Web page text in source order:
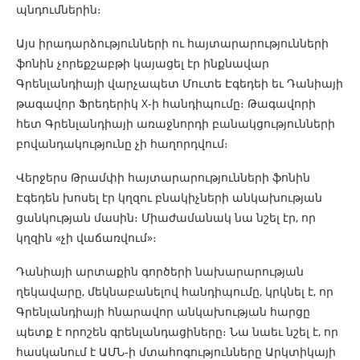
պնդումներին։
Այս իրադարձությունների ու հայտարարությունների
ֆոնին չորեքշաբթի կայացել էր ինքնավար
Գրենլանդիայի վարչապետ Մուտե Էգեդեի եւ Դանիայի
թագավոր Ֆրեդերիկ X-ի հանդիպումը։ Թագավորի
հետ Գրենլանդիայի առաջնորդի բանակցությունների
բովանդակությունը չի հաղորդվում։
Վերջերս Թրամփի հայտարարությունների ֆոնին
Էգեդեն խոսել էր կղզու բնակիչների անկախության
ցանկության մասին։ Միաժամանակ նա նշել էր, որ
կղզին «չի վաճառվում»։
Դանիայի արտաքին գործերի նախարարության
ղեկավարը, մեկնաբանելով հանդիպումը, կրկնել է, որ
Գրենլանդիայի հնարավոր անկախության հարցը
պետք է որոշեն գրենլանդացիները։ Նա նաեւ նշել է, որ
հասկանում է ԱՄՆ-ի մտահոգությունները Արկտիկայի